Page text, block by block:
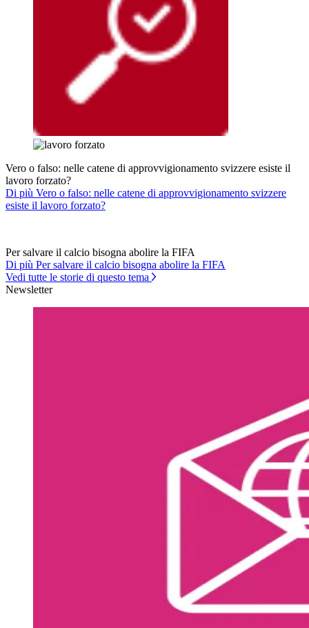
Vero o falso: nelle catene di approvvigionamento svizzere esiste il
lavoro forzato?
Di più Vero o falso: nelle catene di approvvigionamento svizzere
esiste il lavoro forzato?
Per salvare il calcio bisogna abolire la FIFA
Di più Per salvare il calcio bisogna abolire la FIFA
Vedi tutte le storie di questo tema
Newsletter